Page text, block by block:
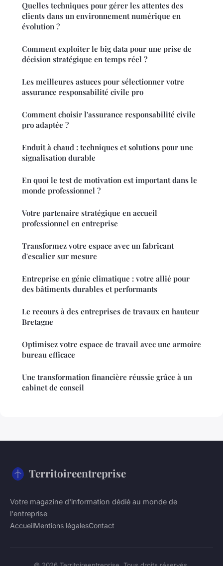
Quelles techniques pour gérer les attentes des
clients dans un environnement numérique en
évolution ?
Comment exploiter le big data pour une prise de
décision stratégique en temps réel ?
Les meilleures astuces pour sélectionner votre
assurance responsabilité civile pro
Comment choisir l'assurance responsabilité civile
pro adaptée ?
Enduit à chaud : techniques et solutions pour une
signalisation durable
En quoi le test de motivation est important dans le
monde professionnel ?
Votre partenaire stratégique en accueil
professionnel en entreprise
Transformez votre espace avec un fabricant
d'escalier sur mesure
Entreprise en génie climatique : votre allié pour
des bâtiments durables et performants
Le recours à des entreprises de travaux en hauteur
Bretagne
Optimisez votre espace de travail avec une armoire
bureau efficace
Une transformation financière réussie grâce à un
cabinet de conseil
Territoireentreprise
Votre magazine d'information dédié au monde de
l'entreprise
AccueilMentions légalesContact